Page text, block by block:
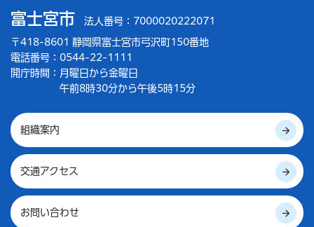
富士宮市 法人番号：7000020222071
〒418-8601 静岡県富士宮市弓沢町150番地
電話番号：0544-22-1111
開庁時間： 月曜日から金曜日
午前8時30分から午後5時15分
組織案内
交通アクセス
お問い合わせ